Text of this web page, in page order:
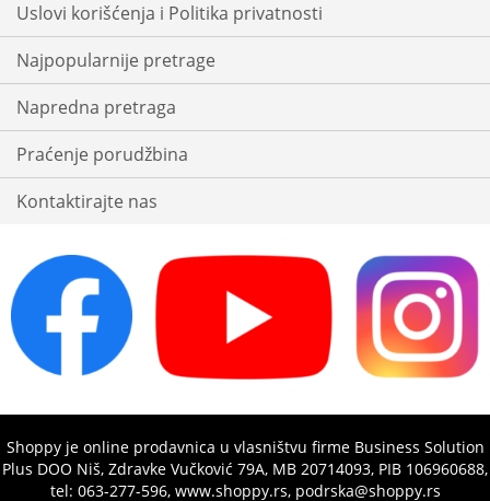
Uslovi korišćenja i Politika privatnosti
Najpopularnije pretrage
Napredna pretraga
Praćenje porudžbina
Kontaktirajte nas
Shoppy je online prodavnica u vlasništvu firme Business Solution
Plus DOO Niš, Zdravke Vučković 79A, MB 20714093, PIB 106960688,
tel: 063-277-596, www.shoppy.rs, podrska@shoppy.rs